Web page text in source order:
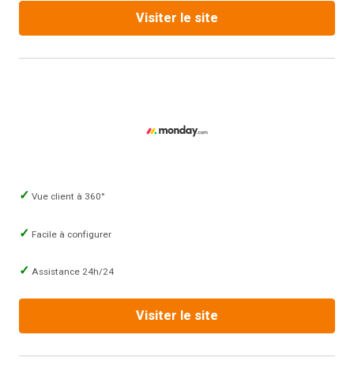
Visiter le site
Vue client à 360°
Facile à configurer
Assistance 24h/24
Visiter le site